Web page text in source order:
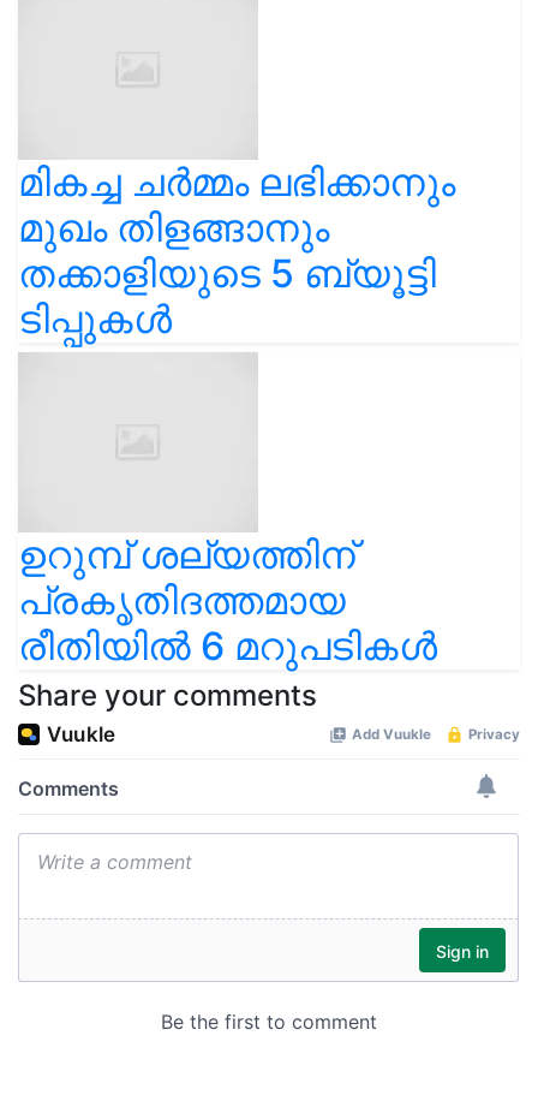
മികച്ച ചർമ്മം ലഭിക്കാനും
മുഖം തിളങ്ങാനും
തക്കാളിയുടെ 5 ബ്യൂട്ടി
ടിപ്പുകൾ
ഉറുമ്പ് ശല്യത്തിന്
പ്രകൃതിദത്തമായ
രീതിയിൽ 6 മറുപടികൾ
Share your comments